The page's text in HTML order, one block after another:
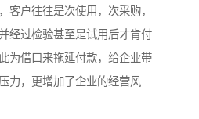
客户往往是次使用，次采购，
经过检验甚至是试用后才肯付
为借口来拖延付款，给企业带
力，更增加了企业的经营风